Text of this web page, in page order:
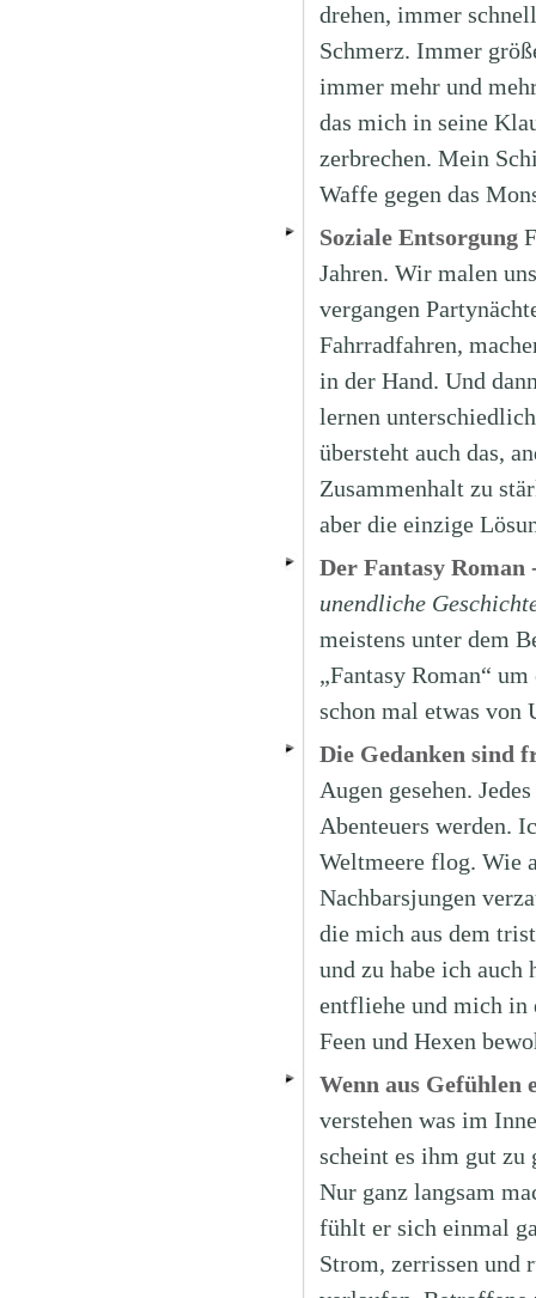
drehen, immer
Schmerz. Immer
immer mehr und
das mich in seine
zerbrechen. Mein
Waffe gegen das
Soziale Entsorgung
Jahren. Wir malen
vergangen
Fahrradfahren,
in der Hand. Und
lernen
übersteht auch das,
Zusammenhalt zu
aber die einzige
Der Fantasy
unendliche
meistens unter dem
„Fantasy Roman“
schon mal etwas von
Die Gedanken sind
Augen gesehen.
Abenteuers werden.
Weltmeere flog. Wie
Nachbarsjungen
die mich aus dem
und zu habe ich auch
entfliehe und mich in
Feen und Hexen
Wenn aus Gefühlen
verstehen was im
scheint es ihm gut zu
Nur ganz langsam
fühlt er sich einmal
Strom, zerrissen und